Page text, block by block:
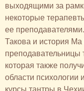
выходящими за
некоторые
ее преподавателями.
Такова и история
которая также
области психологии
курсы тантры в